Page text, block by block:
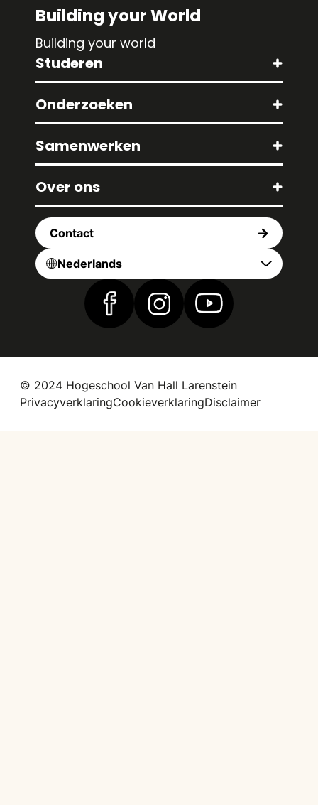
Building your World
Building your world
Studeren
Onderzoeken
Samenwerken
Over ons
Contact
Nederlands
Vind ons op Facebook
Vind ons op Instagram
Vind ons op
© 2024 Hogeschool Van Hall Larenstein
PrivacyverklaringCookieverklaringDisclaimer